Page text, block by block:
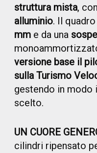
struttura mista, con
alluminio. Il
mm e da una
versione base il
sulla Turismo
gestendo in modo
scelto.
UN CUORE
cilindri ripensato